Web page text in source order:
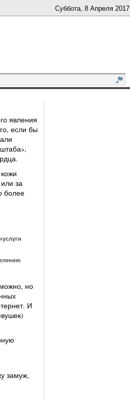
Суббота, 8 Апреля 2017
явления
если бы
за
более
услуги
но
И
замуж,